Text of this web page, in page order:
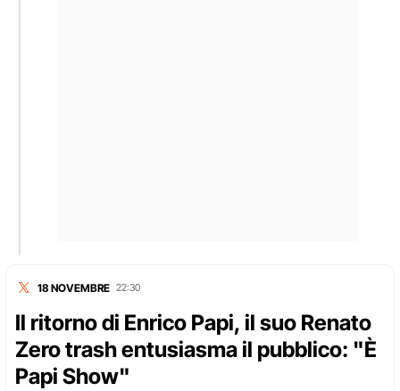
18 NOVEMBRE 22:30
Il ritorno di Enrico Papi, il suo Renato
Zero trash entusiasma il pubblico: "È
Papi Show"